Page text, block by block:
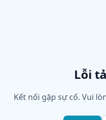
Lỗi
Kết nối gặp sự cố. Vui